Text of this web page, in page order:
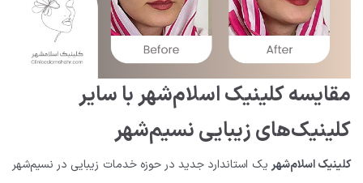
مقایسه کلینیک اسلام‌شهر با سایر
کلینیک‌های زیبایی نسیم‌شهر
کلینیک اسلام‌شهریک استاندارد جدید در حوزه خدمات زیبایی در نسیم‌شهر